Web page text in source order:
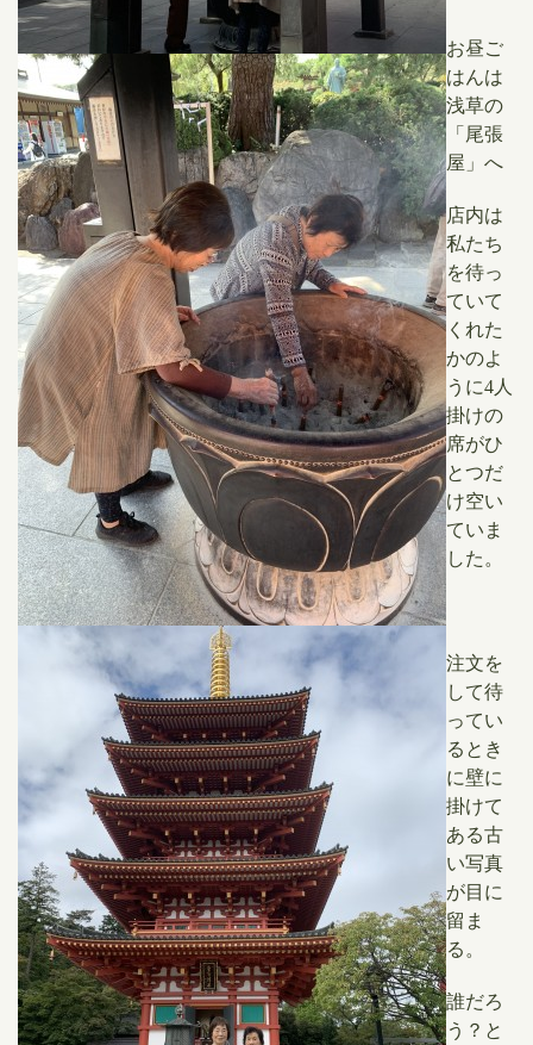
お昼ご
はんは
浅草の
「尾張
屋」へ
店内は
私たち
を待っ
ていて
くれた
かのよ
うに4人
掛けの
席がひ
とつだ
け空い
ていま
した。
注文を
して待
ってい
るとき
に壁に
掛けて
ある古
い写真
が目に
留ま
る。
誰だろ
う？と